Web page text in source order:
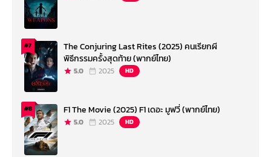
#7
The Conjuring Last Rites (2025) คนเรียกผี
พิธีกรรมครั้งสุดท้าย (พากย์ไทย)
5.0 2025 HD
#8 F1 The Movie (2025) F1 เดอะ มูฟวี่ (พากย์ไทย)
5.0 2025 HD